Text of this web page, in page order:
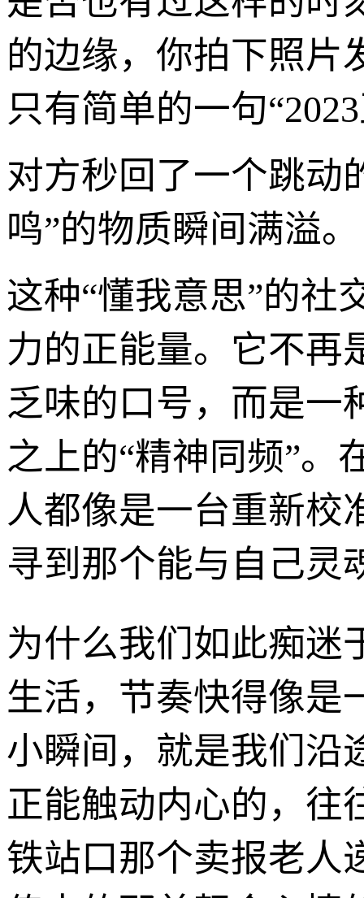
的边缘，你拍下照片
只有简单的一句
对方秒回了一个跳动
鸣”的物质瞬间满溢。
这种“懂我意思”的社
力的正能量。它不再
乏味的口号，而是一
之上的“精神同频”。
人都像是一台重新校
寻到那个能与自己灵
为什么我们如此痴迷
生活，节奏快得像是
小瞬间，就是我们沿
正能触动内心的，往
铁站口那个卖报老人